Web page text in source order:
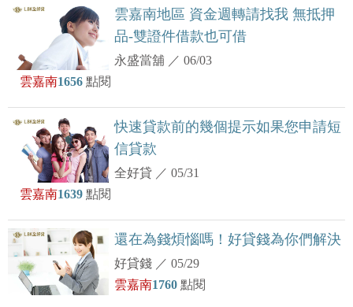
雲嘉南地區 資金週轉請找我 無抵押
品-雙證件借款也可借
永盛當舖 ／06/03
雲嘉南1656 點閱
快速貸款前的幾個提示如果您申請短
信貸款
全好貸 ／05/31
雲嘉南1639 點閱
還在為錢煩惱嗎！好貸錢為你們解決
好貸錢 ／05/29
雲嘉南1760點閱